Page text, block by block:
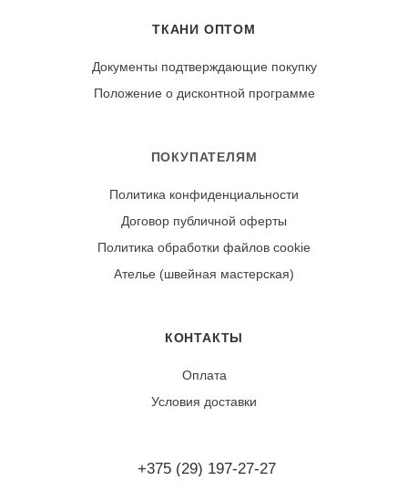
оборотах. Сушите в расправленном виде в тени.
Гладьте с изнаночной стороны утюгом, установив
При правильном уходе демонстрирует хорошую
стойкость цвета и четкость геометрического принта.
ТКАНИ ОПТОМ
Документы подтверждающие покупку
Положение о дисконтной программе
ПОКУПАТЕЛЯМ
Политика конфиденциальности
Договор публичной оферты
Политика обработки файлов cookie
Ателье (швейная мастерская)
КОНТАКТЫ
Оплата
Условия доставки
+375 (29) 197-27-27